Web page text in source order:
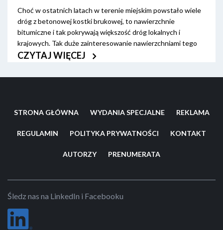
Choć w ostatnich latach w terenie miejskim powstało wiele
dróg z betonowej kostki brukowej, to nawierzchnie
bitumiczne i tak pokrywają większość dróg lokalnych i
krajowych. Tak duże zainteresowanie nawierzchniami tego
typu zaowocowało stworzeniem konstrukcji
np. SMA i WMS. Porównajmy ich właściwości.
CZYTAJ WIĘCEJ
STRONA GŁÓWNA WYDANIA SPECJALNE REKLAMA
REGULAMIN POLITYKA PRYWATNOŚCI KONTAKT
AUTORZY PRENUMERATA
Śledz nas na LinkedIn i Facebooku